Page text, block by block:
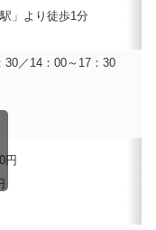
」より徒歩1分
30／14：00～17：30
円